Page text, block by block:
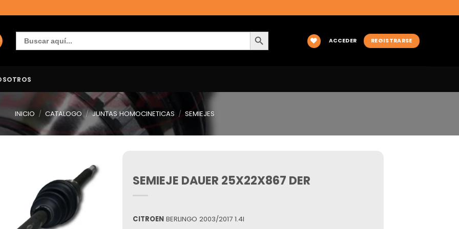
Buscar:
BOTÓN DE BÚSQUEDA
ACCEDER
REGISTRARSE
INICIO / CATALOGO / JUNTAS HOMOCINETICAS / SEMIEJES
Añadir
a la
lista de
deseos
SEMIEJE DAUER 25X22X867 DER
CITROEN BERLINGO 2003/2017 1.4I